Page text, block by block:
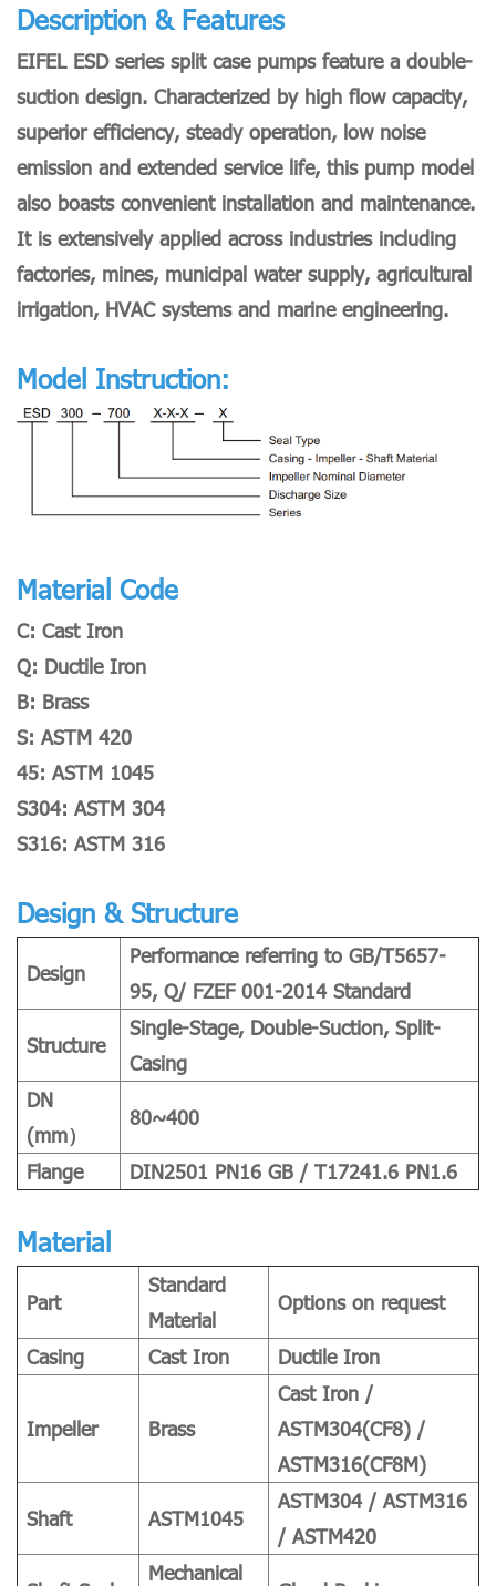
Description & Features
EIFEL ESD series split case pumps feature a double-
suction design. Characterized by high flow capacity,
superior efficiency, steady operation, low noise
emission and extended service life, this pump model
also boasts convenient installation and maintenance.
It is extensively applied across industries including
factories, mines, municipal water supply, agricultural
irrigation, HVAC systems and marine engineering.
Model Instruction:
Material Code
C: Cast Iron
Q: Ductile Iron
B: Brass
S: ASTM 420
45: ASTM 1045
S304: ASTM 304
S316: ASTM 316
Design & Structure
Design
Performance referring to GB/T5657-
95, Q/ FZEF 001-2014 Standard
Structure
Single-Stage, Double-Suction, Split-
Casing
DN
(mm）
80~400
Flange DIN2501 PN16 GB / T17241.6 PN1.6
Material
Part
Standard
Material
Options on request
Casing Cast Iron Ductile Iron
Impeller Brass
Cast Iron /
ASTM304(CF8) /
ASTM316(CF8M)
Shaft ASTM1045
ASTM304 / ASTM316
/ ASTM420
Mechanical